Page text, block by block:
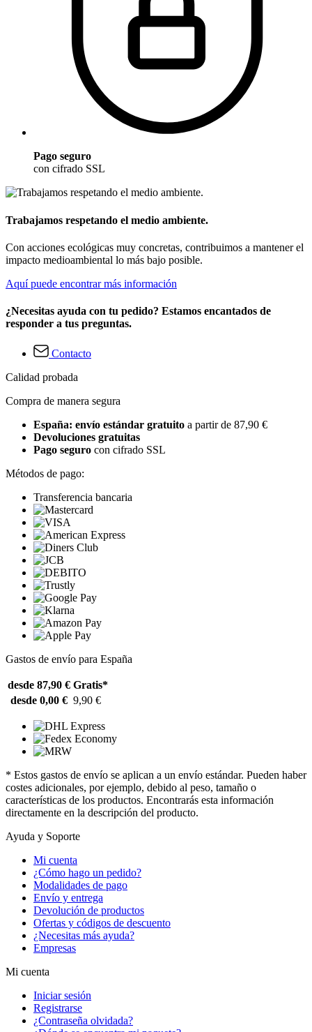
Pago seguro
con cifrado SSL
Trabajamos respetando el medio ambiente.
Con acciones ecológicas muy concretas, contribuimos a mantener el
impacto medioambiental lo más bajo posible.
Aquí puede encontrar más información
¿Necesitas ayuda con tu pedido? Estamos encantados de
responder a tus preguntas.
Contacto
Calidad probada
Compra de manera segura
España: envío estándar gratuito a partir de 87,90 €
Devoluciones gratuitas
Pago seguro con cifrado SSL
Métodos de pago:
Transferencia bancaria
Gastos de envío para España
desde 87,90 € Gratis*
desde 0,00 € 9,90 €
* Estos gastos de envío se aplican a un envío estándar. Pueden haber
costes adicionales, por ejemplo, debido al peso, tamaño o
características de los productos. Encontrarás esta información
directamente en la descripción del producto.
Ayuda y Soporte
Mi cuenta
¿Cómo hago un pedido?
Modalidades de pago
Envío y entrega
Devolución de productos
Ofertas y códigos de descuento
¿Necesitas más ayuda?
Empresas
Mi cuenta
Iniciar sesión
Registrarse
¿Contraseña olvidada?